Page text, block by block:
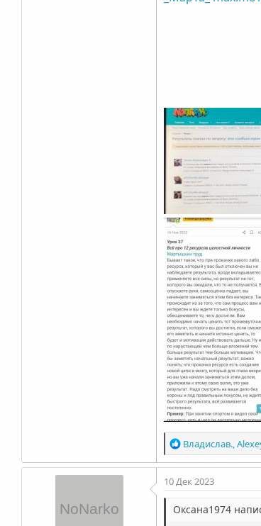
Р
е
а
к
и
Владислав. ,
10 Дек 2023
Оксана1974